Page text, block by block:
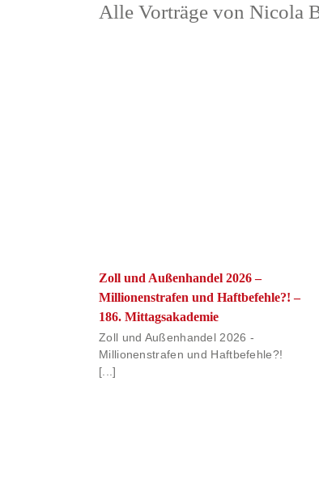
Alle Vorträge von Nicola
Zoll und Außenhandel 2026 –
Millionenstrafen und Haftbefehle?! –
186. Mittagsakademie
Zoll und Außenhandel 2026 -
Millionenstrafen und Haftbefehle?!
[...]